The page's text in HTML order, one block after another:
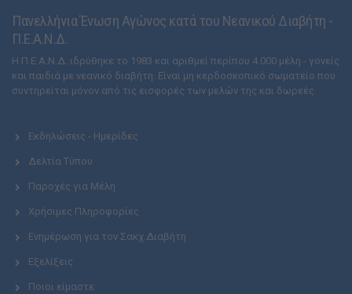
Πανελλήνια Ένωση Αγώνος κατά του Νεανικού Διαβήτη -
Π.Ε.Α.Ν.Δ.
Η Π.Ε.Α.Ν.Δ. ιδρύθηκε το 1983 και αριθμεί περίπου 4.000 μέλη - γονείς
και παιδιά με νεανικό διαβήτη. Είναι μη κερδοσκοπικό σωματείο που
συντηρείται μόνον από τις εισφορές των μελών της και δωρεές.
Εκδηλώσεις - Ημερίδες
Δελτία Τύπου
Παροχές για Μέλη
Χρήσιμες Πληροφορίες
Ενημέρωση για τον Σακχ.Διαβήτη
Εξελίξεις
Ποιοι είμαστε